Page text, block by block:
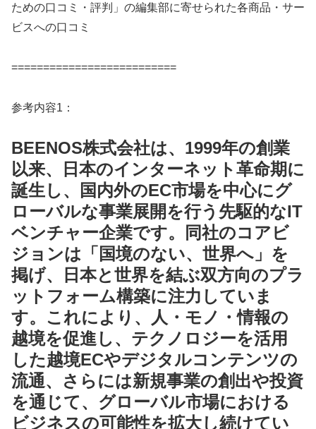
ための口コミ・評判」の編集部に寄せられた各商品・サー
ビスへの口コミ
==========================
参考内容1：
BEENOS株式会社は、1999年の創業
以来、日本のインターネット革命期に
誕生し、国内外のEC市場を中心にグ
ローバルな事業展開を行う先駆的なIT
ベンチャー企業です。同社のコアビ
ジョンは「国境のない、世界へ」を
掲げ、日本と世界を結ぶ双方向のプラ
ットフォーム構築に注力していま
す。これにより、人・モノ・情報の
越境を促進し、テクノロジーを活用
した越境ECやデジタルコンテンツの
流通、さらには新規事業の創出や投資
を通じて、グローバル市場における
ビジネスの可能性を拡大し続けてい